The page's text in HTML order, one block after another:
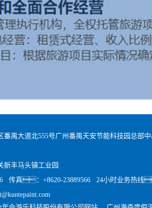
禺大道北555号广州番禺天安节能科技园总部
丰马头镇工业园
传真：+8620-23889566 24小时业务热线